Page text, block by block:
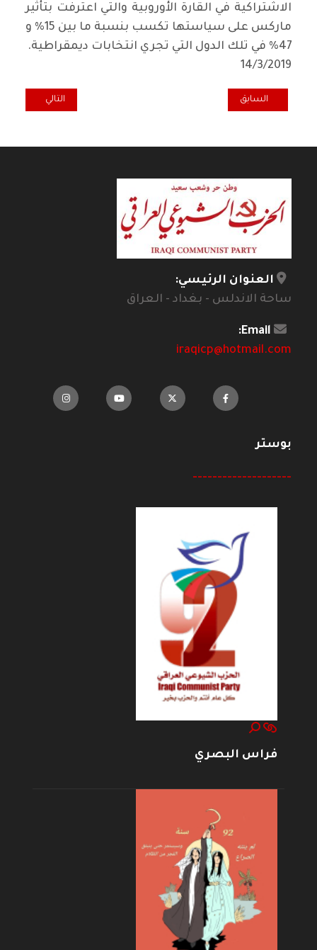
الاشتراكية في القارة الأوروبية والتي اعترفت بتأثير
ماركس على سياستها تكسب بنسبة ما بين 15% و
47% في تلك الدول التي تجري انتخابات ديمقراطية.
14/3/2019
المقال السابق: خرطومٌ واحدٌ و ألف ذراعٍ.. أمام الرئيس عبد المهدي..
السابق المقال التالي:
التالي
العنوان الرئيسي:
ساحة الاندلس - بغداد - العراق
Email:
iraqicp@hotmail.com
بوستر
--------------------
فراس البصري